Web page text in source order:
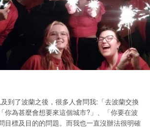
到了波蘭之後，很多人會問我:「去波蘭交換
你為甚麼會想要來這個城市?」、「你要在波
目標及目的的問題。而我也一直沒辦法很明確